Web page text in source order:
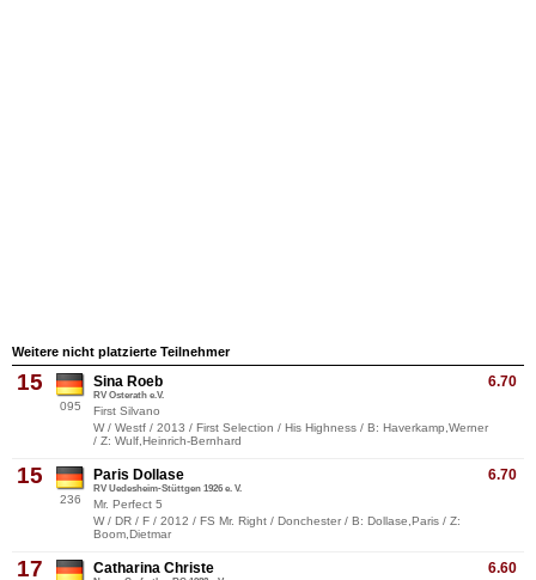
Weitere nicht platzierte Teilnehmer
15
095
6.70
Sina Roeb
RV Osterath e.V.
First Silvano
W / Westf / 2013 / First Selection / His Highness / B: Haverkamp,Werner
/ Z: Wulf,Heinrich-Bernhard
15
236
6.70
Paris Dollase
RV Uedesheim-Stüttgen 1926 e. V.
Mr. Perfect 5
W / DR / F / 2012 / FS Mr. Right / Donchester / B: Dollase,Paris / Z:
Boom,Dietmar
17 6.60
Catharina Christe